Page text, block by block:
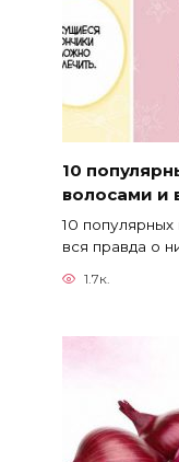
10
волосами и
10
вся правда о
1.7к.